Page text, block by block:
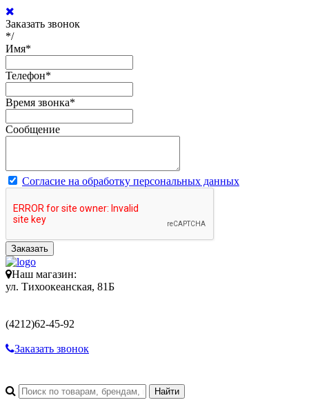
Заказать звонок
*/
Имя*
Телефон*
Время звонка*
Сообщение
Согласие на обработку персональных данных
Заказать
Наш магазин:
ул. Тихоокеанская, 81Б
(4212)62-45-92
Заказать звонок